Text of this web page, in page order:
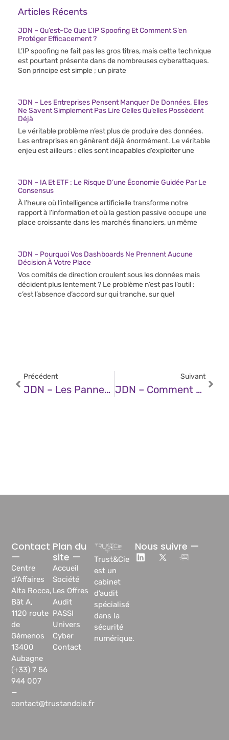
Articles Récents
JDN – Qu’est-Ce Que L’IP Spoofing Et Comment S’en
Protéger Efficacement ?
L’IP spoofing ne fait pas les gros titres, mais cette technique
est pourtant présente dans de nombreuses cyberattaques.
Son principe est simple ; un pirate
JDN – Les Entreprises Pensent Manquer De Données, Elles
Ne Savent Simplement Pas Lire Celles Qu’elles Possèdent
Déjà
Le véritable problème n’est plus de produire des données.
Les entreprises en génèrent déjà énormément. Le véritable
enjeu est ailleurs : elles sont incapables d’exploiter une
JDN – IA Et ETF : Le Risque D’une Économie Guidée Par Le
Consensus
À l’heure où l’intelligence artificielle transforme notre
rapport à l’information et où la gestion passive occupe une
place croissante dans les marchés financiers, un même
JDN – Pourquoi Vos Dashboards Ne Prennent Aucune
Décision À Votre Place
Vos comités de direction croulent sous les données mais
décident plus lentement ? Le problème n’est pas l’outil :
c’est l’absence d’accord sur qui tranche, sur quel
Précédent
JDN – Les Pannes Informatiques, C’est Fini ! Un Service « Toujours Activé » Est Désormais Une Solide Réalité Dans Les Entreprises Adoptant Le Mouvement Multicloud
Suivant
JDN – Comment Faire Basculer Ses Collaborateurs Sur Microsoft Copilot
Trust&Cie
est un
cabinet
d’audit
spécialisé
dans la
sécurité
numérique.
Plan du
site —
Accueil
Société
Les Offres
Audit
PASSI
Univers
Cyber
Contact
Contact
—
Centre
d’Affaires
Alta Rocca,
Bât A,
1120 route
de
Gémenos
13400
Aubagne
(+33) 7 56
944 007
—
contact@trustandcie.fr
Nous suivre —